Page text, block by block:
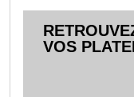
VOS